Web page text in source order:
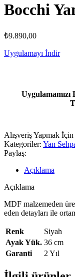
Bocchi
₺9.890,00
Uygulamayı İndir
Alışveriş Yapmak
Kategoriler: Yan
Paylaş:
Açıklama
Açıklama
MDF malzemeden
eden detayları ile
Renk
Siyah
Ayak Yük. 36 cm
Garanti
2 Yıl